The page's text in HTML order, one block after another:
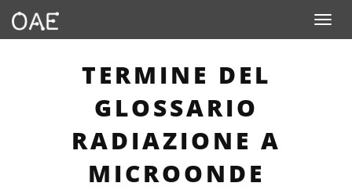
Toggle
TERMINE DEL
GLOSSARIO
RADIAZIONE A
MICROONDE